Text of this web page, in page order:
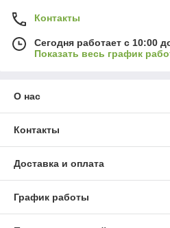
Контакты
Сегодня работает с 10:00
Показать весь график
О нас
Контакты
Доставка и оплата
График работы